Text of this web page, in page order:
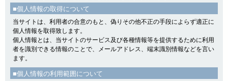
■個人情報の取得について
当サイトは、利用者の合意のもと、偽りその他不正の手段によらず適正に
個人情報を取得致します。
個人情報とは、当サイトのサービス及び各種情報等を提供するために利用
者を識別できる情報のことで、メールアドレス、端末識別情報などを言い
ます。
■個人情報の利用範囲について